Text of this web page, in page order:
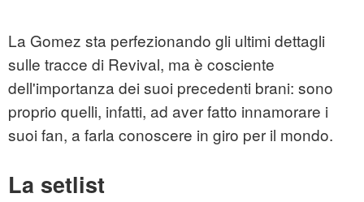
La Gomez sta perfezionando gli ultimi dettagli
sulle tracce di Revival, ma è cosciente
dell'importanza dei suoi precedenti brani: sono
proprio quelli, infatti, ad aver fatto innamorare i
suoi fan, a farla conoscere in giro per il mondo.
La setlist